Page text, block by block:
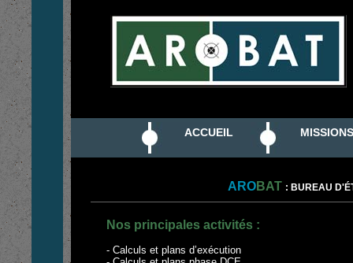
ACCUEIL MISSIONS
AROBAT : BUREAU
Nos principales activités :
- Calculs et plans d’exécution